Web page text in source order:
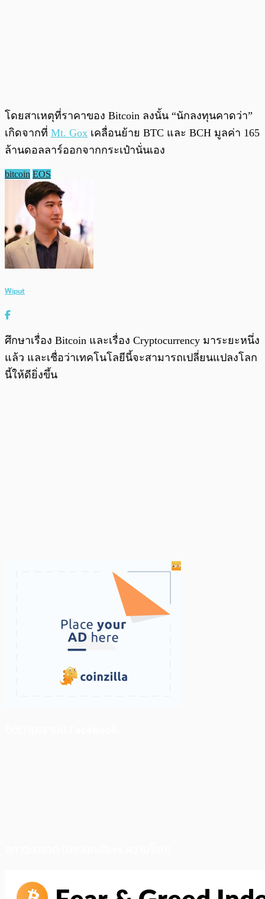
โดยสาเหตุที่ราคาของ Bitcoin ลงนั้น “นักลงทุนคาดว่า”
เกิดจากที่ Mt. Gox เคลื่อนย้าย BTC และ BCH มูลค่า 165
ล้านดอลลาร์ออกจากกระเป๋านั่นเอง
bitcoin EOS
Wiput
ศึกษาเรื่อง Bitcoin และเรื่อง Cryptocurrency มาระยะหนึ่ง
แล้ว และเชื่อว่าเทคโนโลยีนี้จะสามารถเปลี่ยนแปลงโลก
นี้ให้ดียิ่งขึ้น